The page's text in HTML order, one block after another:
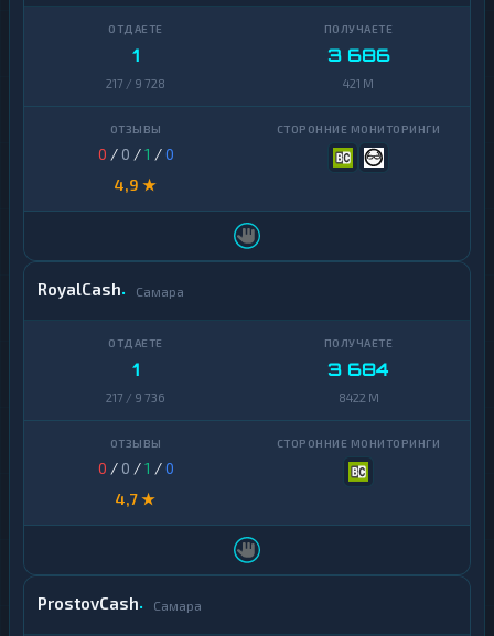
1
217 / 9 728
3 686
421 M
0 / 0 /1 /0
4,9 ★
RoyalCash Самара
1
217 / 9 736
3 684
8422 M
0 / 0 /1 /0
4,7 ★
ProstovCash Самара